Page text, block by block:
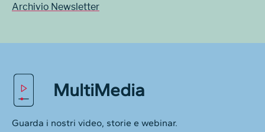
Archivio Newsletter
MultiMedia
Guarda i nostri video, storie e webinar.